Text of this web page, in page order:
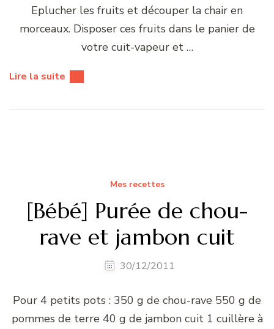
Eplucher les fruits et découper la chair en
morceaux. Disposer ces fruits dans le panier de
votre cuit-vapeur et …
Lire la suite
Mes recettes
[Bébé] Purée de chou-
rave et jambon cuit
30/12/2011
Pour 4 petits pots : 350 g de chou-rave 550 g de
pommes de terre 40 g de jambon cuit 1 cuillère à